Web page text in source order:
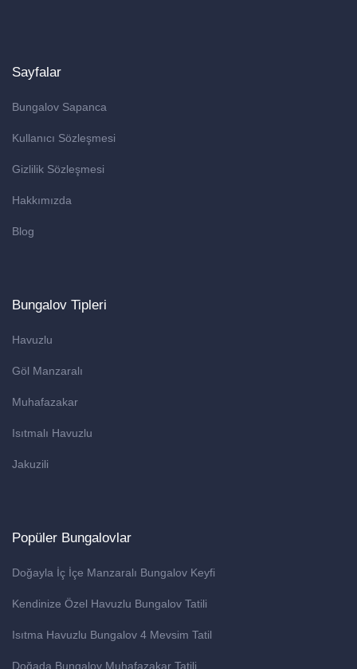
Sayfalar
Bungalov Sapanca
Kullanıcı Sözleşmesi
Gizlilik Sözleşmesi
Hakkımızda
Blog
Bungalov Tipleri
Havuzlu
Göl Manzaralı
Muhafazakar
Isıtmalı Havuzlu
Jakuzili
Popüler Bungalovlar
Doğayla İç İçe Manzaralı Bungalov Keyfi
Kendinize Özel Havuzlu Bungalov Tatili
Isıtma Havuzlu Bungalov 4 Mevsim Tatil
Doğada Bungalov Muhafazakar Tatili